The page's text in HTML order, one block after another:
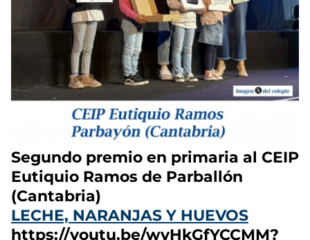
Segundo premio en primaria al CEIP
Eutiquio Ramos de Parballón
(Cantabria)
LECHE, NARANJAS Y HUEVOS
https://youtu.be/wvHkGfYCCMM?